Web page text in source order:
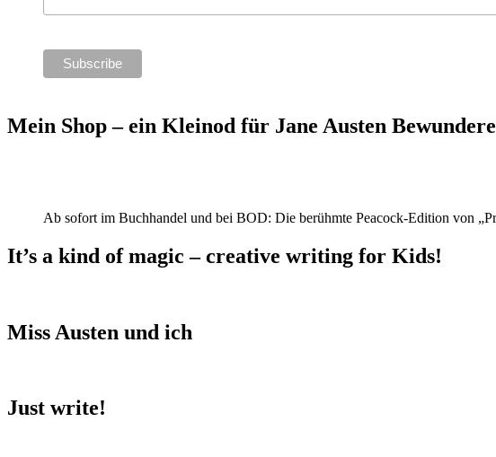
Mein Shop – ein Kleinod für Jane Austen
Ab sofort im Buchhandel und bei BOD: Die berühmte Peacock-Edition von
It’s a kind of magic – creative writing for Kids!
Miss Austen und ich
Just write!